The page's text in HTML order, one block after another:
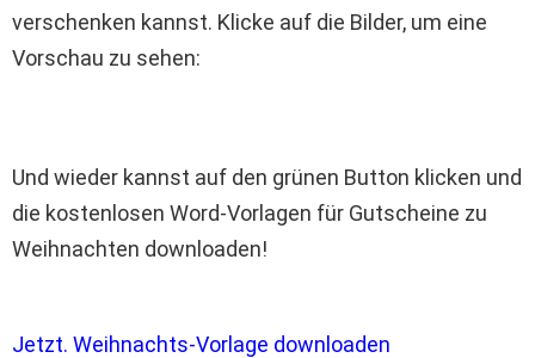
verschenken kannst. Klicke auf die Bilder, um eine
Vorschau zu sehen:
Und wieder kannst auf den grünen Button klicken und
die kostenlosen Word-Vorlagen für Gutscheine zu
Weihnachten downloaden!
Jetzt. Weihnachts-Vorlage downloaden